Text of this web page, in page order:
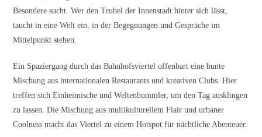
Besondere sucht. Wer den Trubel der Innenstadt hinter sich lässt,
taucht in eine Welt ein, in der Begegnungen und Gespräche im
Mittelpunkt stehen.
Ein Spaziergang durch das Bahnhofsviertel offenbart eine bunte
Mischung aus internationalen Restaurants und kreativen Clubs. Hier
treffen sich Einheimische und Weltenbummler, um den Tag ausklingen
zu lassen. Die Mischung aus multikulturellem Flair und urbaner
Coolness macht das Viertel zu einem Hotspot für nächtliche Abenteuer.